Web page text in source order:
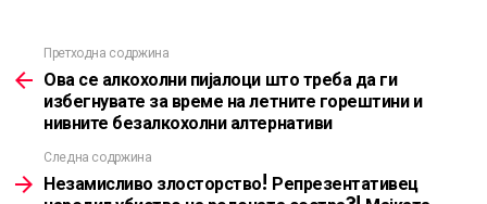
more
Претходна содржина
Ова се алкохолни пијалоци што треба да ги
избегнувате за време на летните горештини и
нивните безалкохолни алтернативи
Следна содржина
Незамисливо злосторство! Репрезентативец